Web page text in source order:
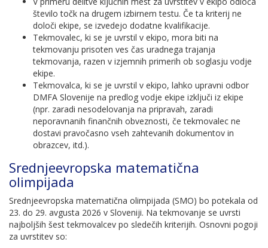
število točk na drugem izbirnem testu. Če ta kriterij ne
določi ekipe, se izvedejo dodatne kvalifikacije.
Tekmovalec, ki se je uvrstil v ekipo, mora biti na
tekmovanju prisoten ves čas uradnega trajanja
tekmovanja, razen v izjemnih primerih ob soglasju vodje
ekipe.
Tekmovalca, ki se je uvrstil v ekipo, lahko upravni odbor
DMFA Slovenije na predlog vodje ekipe izključi iz ekipe
(npr. zaradi nesodelovanja na pripravah, zaradi
neporavnanih finančnih obveznosti, če tekmovalec ne
dostavi pravočasno vseh zahtevanih dokumentov in
obrazcev, itd.).
Srednjeevropska matematična
olimpijada
Srednjeevropska matematična olimpijada (SMO) bo potekala od
23. do 29. avgusta 2026 v Sloveniji. Na tekmovanje se uvrsti
najboljših šest tekmovalcev po sledečih kriterijih. Osnovni pogoji
za uvrstitev so: